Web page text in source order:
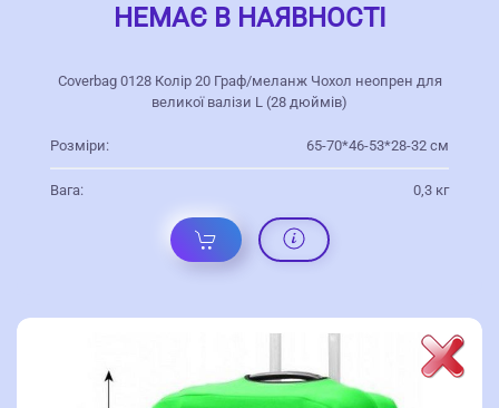
НЕМАЄ В НАЯВНОСТІ
Coverbag 0128 Колір 20 Граф/меланж Чохол неопрен для
великої валізи L (28 дюймів)
Розміри: 65-70*46-53*28-32 см
Вага: 0,3 кг